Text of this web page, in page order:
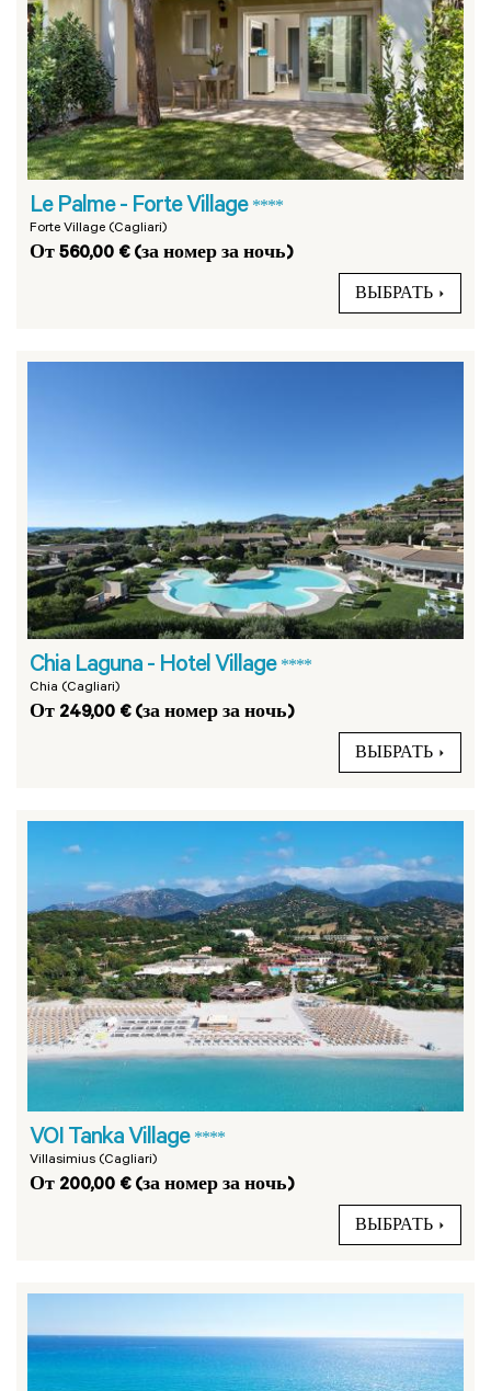
Le Palme - Forte Village ****
Forte Village (Cagliari)
От 560,00 € (за номер за ночь)
ВЫБРАТЬ
Chia Laguna - Hotel Village ****
Chia (Cagliari)
От 249,00 € (за номер за ночь)
ВЫБРАТЬ
VOI Tanka Village ****
Villasimius (Cagliari)
От 200,00 € (за номер за ночь)
ВЫБРАТЬ